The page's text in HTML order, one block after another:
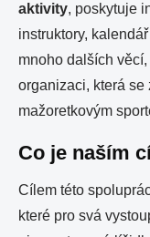
aktivity, poskytuje
instruktory,
mnoho dalších
organizaci, která
mažoretkovým
Co je naším
Cílem této
které pro svá